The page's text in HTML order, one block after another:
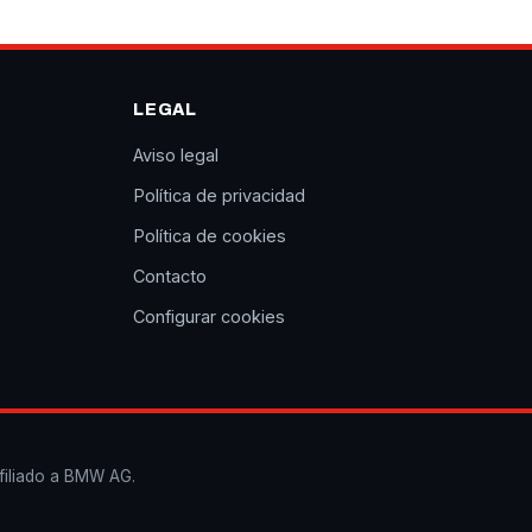
LEGAL
Aviso legal
Política de privacidad
Política de cookies
Contacto
Configurar cookies
a BMW AG.